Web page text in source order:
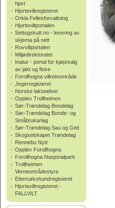
hjort
- Hjorteviltregisteret
- Orkla Fellesforvaltning
- Hjorteviltportalen
- Settogskutt.no - levering av
skjema på nett
- Rovviltportalen
- Miljødirektoratet
- Inatur - portal for kjøp/salg
av jakt og fiske
- Forollhogna villreinområde
- Jegerregisteret
- Norske lakseelver
- Opplev Trollheimen
- Sør-Trøndelag Bondelag
- Sør-Trøndelag Bonde- og
Småbrukarlag
- Sør-Trøndelag Sau og Geit
- Skogselskapet Trøndelag
- Rennebu Nytt
- Opplev Forollhogna
- Forollhogna Nasjonalpark
- Trollheimen
Verneområdestyre
- Ettersøkshundregisteret
- Hjorteviltregisteret -
FALLVILT